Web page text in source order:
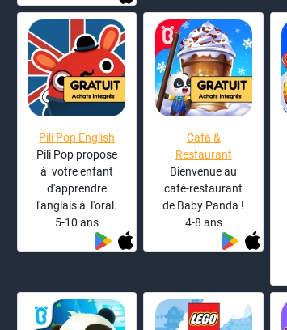
Pili Pop English
Pili Pop propose
à votre enfant
d'apprendre
l'anglais à l'oral.
5-10 ans
Cafà &
Restaurant
Bienvenue au
café-restaurant
de Baby Panda !
4-8 ans